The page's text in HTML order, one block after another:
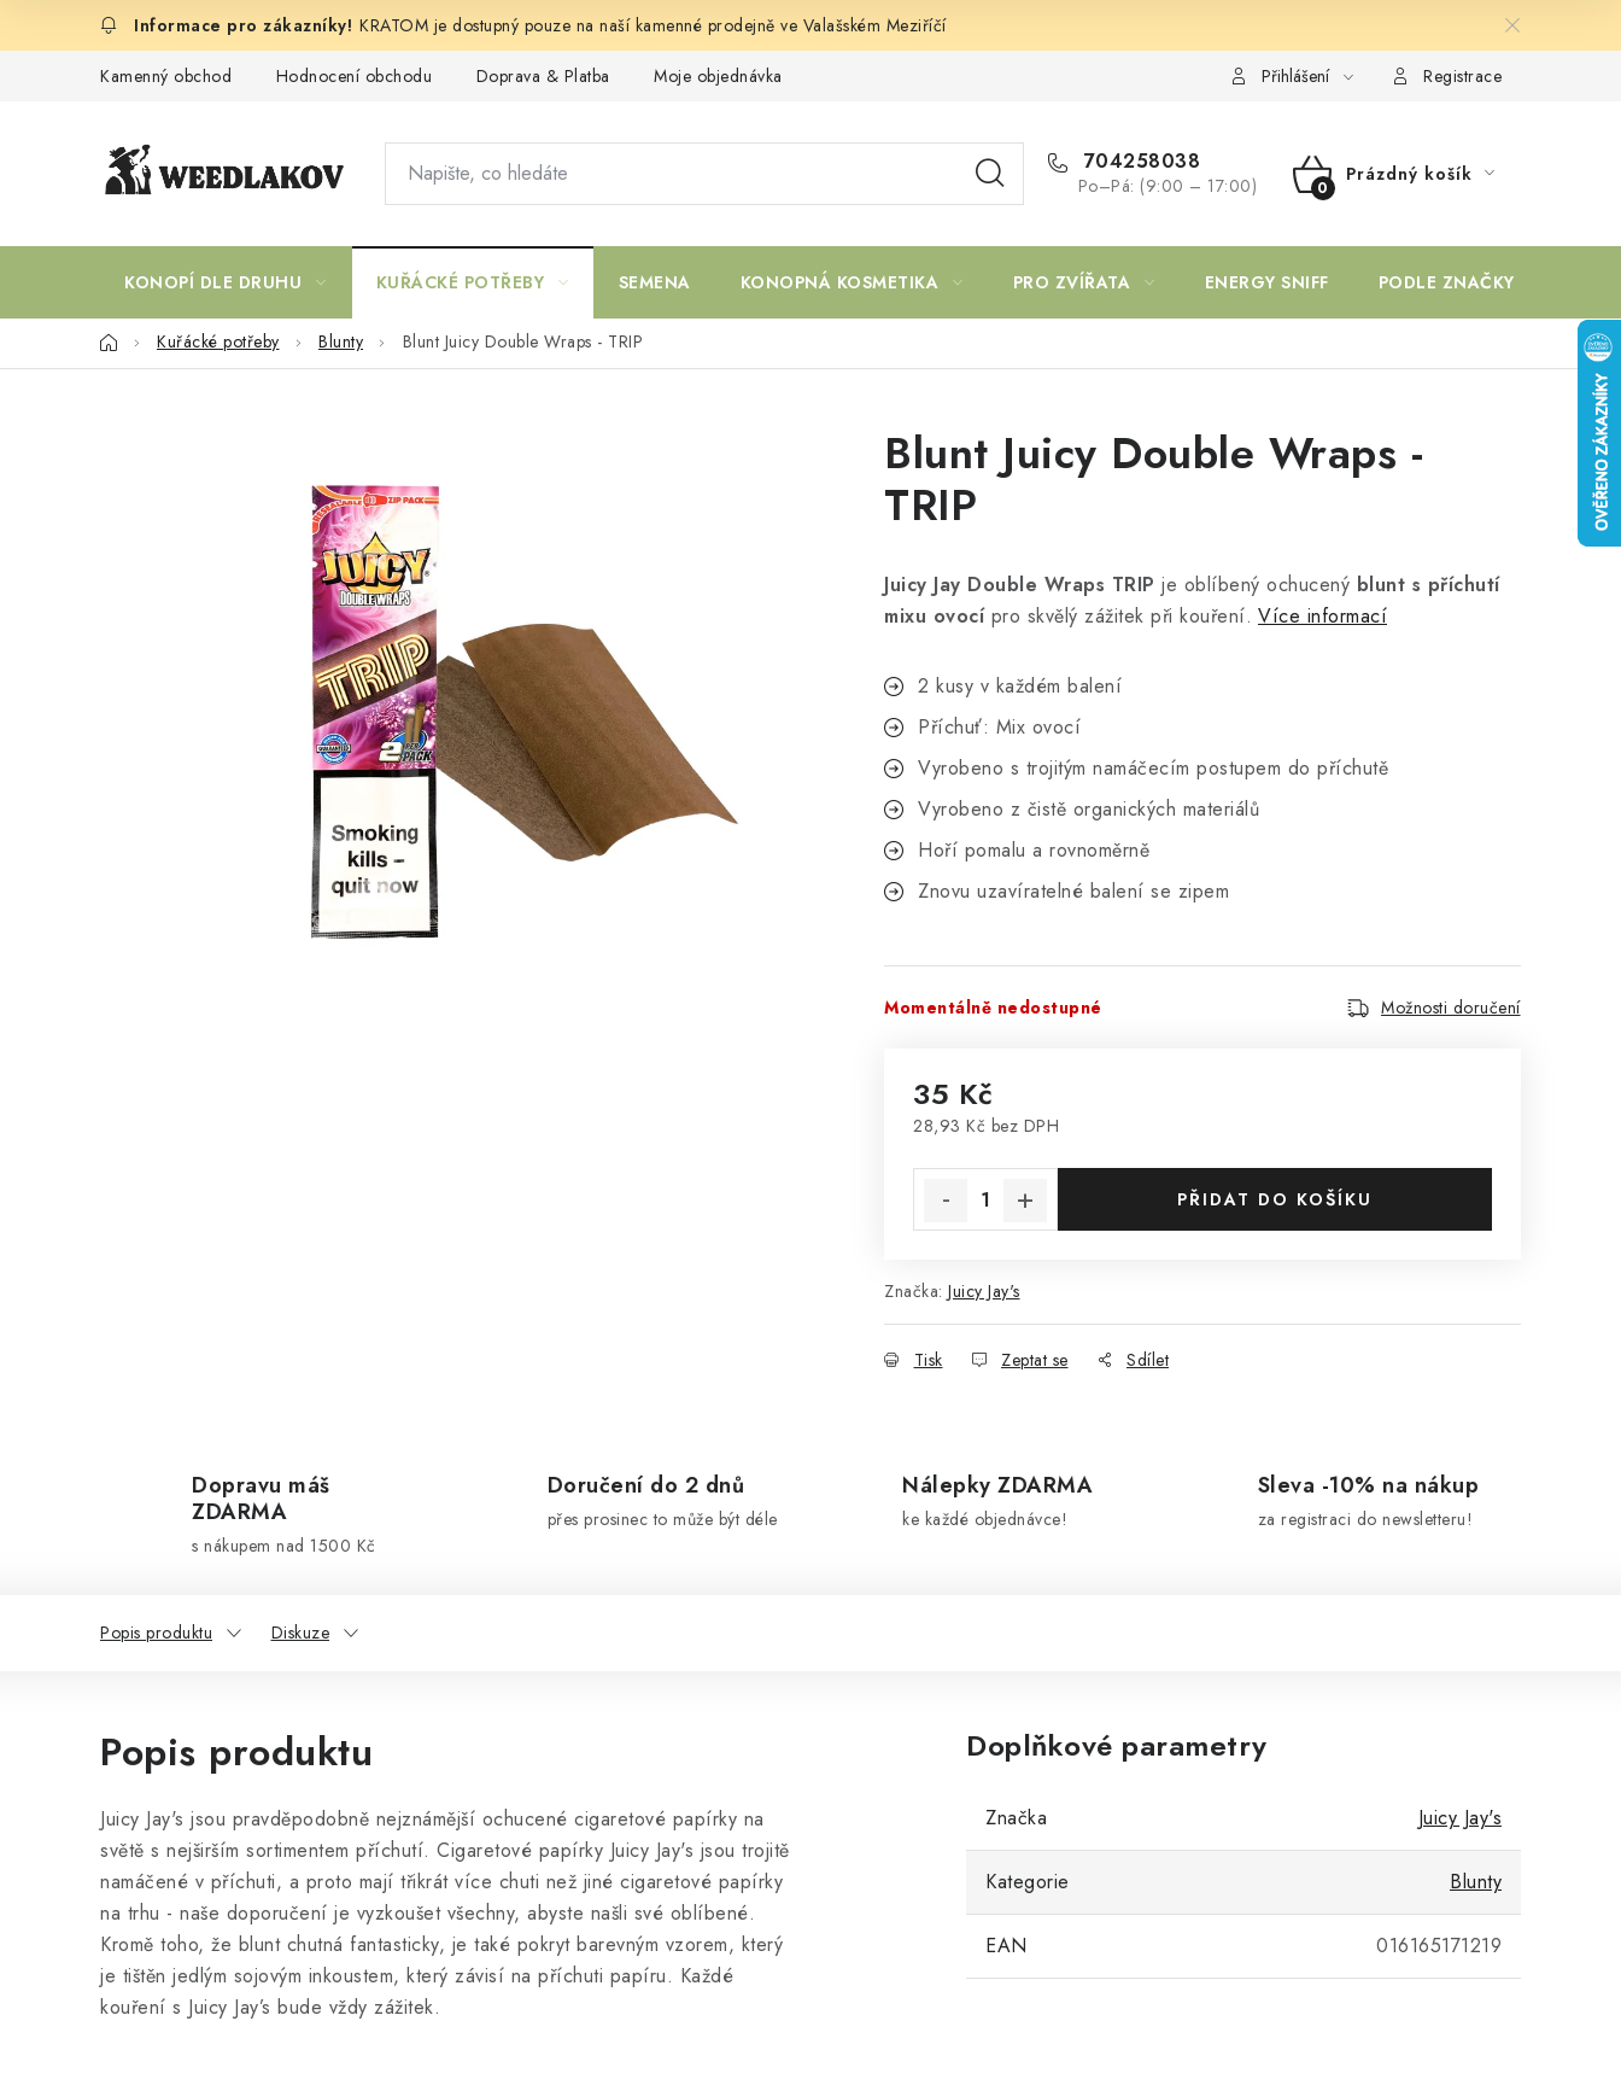
KRATOM je dostupný pouze na naší kamenné prodejně ve Valašském Meziříčí
Kamenný obchod Hodnocení obchodu Doprava & Platba Moje objednávka Přihlášení Registrace
704258038
Po–Pá: (9:00 – 17:00)
NÁKUPNÍ
Prázdný košík
KONOPÍ DLE DRUHU KUŘÁCKÉ POTŘEBY SEMENA KONOPNÁ KOSMETIKA PRO ZVÍŘATA ENERGY SNIFF PODLE ZNAČKY
DomůKuřácké potřeby Blunty Blunt Juicy Double Wraps - TRIP
Blunt Juicy Double Wraps -
TRIP
Juicy Jay Double Wraps TRIP je oblíbený ochucený blunt s příchutí
mixu ovocípro skvělý zážitek při kouření. Více informací
2 kusy v každém balení
Příchuť: Mix ovocí
Vyrobeno s trojitým namáčecím postupem do příchutě
Vyrobeno z čistě organických materiálů
Hoří pomalu a rovnoměrně
Znovu uzavíratelné balení se zipem
Momentálně nedostupné Možnosti doručení
35 Kč
28,93 Kč bez DPH
PŘIDAT DO KOŠÍKU
Značka: Juicy Jay's
Tisk Zeptat se Sdílet
Dopravu máš
ZDARMA
s nákupem nad 1500 Kč
Doručení do 2 dnů
přes prosinec to může být déle
Nálepky ZDARMA
ke každé objednávce!
Sleva -10% na nákup
za registraci do newsletteru!
Popis produktu Diskuze
Popis produktu
Juicy Jay's jsou pravděpodobně nejznámější ochucené cigaretové papírky na
světě s nejširším sortimentem příchutí. Cigaretové papírky Juicy Jay's jsou trojitě
namáčené v příchuti, a proto mají třikrát více chuti než jiné cigaretové papírky
na trhu - naše doporučení je vyzkoušet všechny, abyste našli své oblíbené.
Kromě toho, že blunt chutná fantasticky, je také pokryt barevným vzorem, který
je tištěn jedlým sojovým inkoustem, který závisí na příchuti papíru. Každé
kouření s Juicy Jay’s bude vždy zážitek.
Doplňkové parametry
Značka Juicy Jay's
Kategorie Blunty
EAN 016165171219